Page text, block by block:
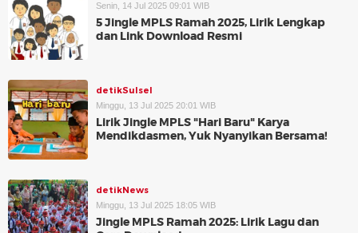
Senin, 14 Jul 2025 09:01 WIB
5 Jingle MPLS Ramah 2025, Lirik Lengkap
dan Link Download Resmi
detikSulsel
Minggu, 13 Jul 2025 20:01 WIB
Lirik Jingle MPLS "Hari Baru" Karya
Mendikdasmen, Yuk Nyanyikan Bersama!
detikNews
Minggu, 13 Jul 2025 18:05 WIB
Jingle MPLS Ramah 2025: Lirik Lagu dan